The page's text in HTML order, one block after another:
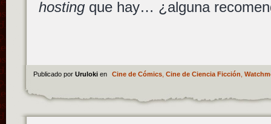
hostingque hay… ¿alguna
Publicado por Uruloki en Cine de Cómics, Cine de Ciencia Ficción